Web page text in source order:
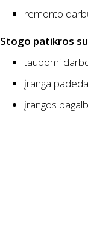
remonto
Stogo patikros
taupomi
įranga
įrangos